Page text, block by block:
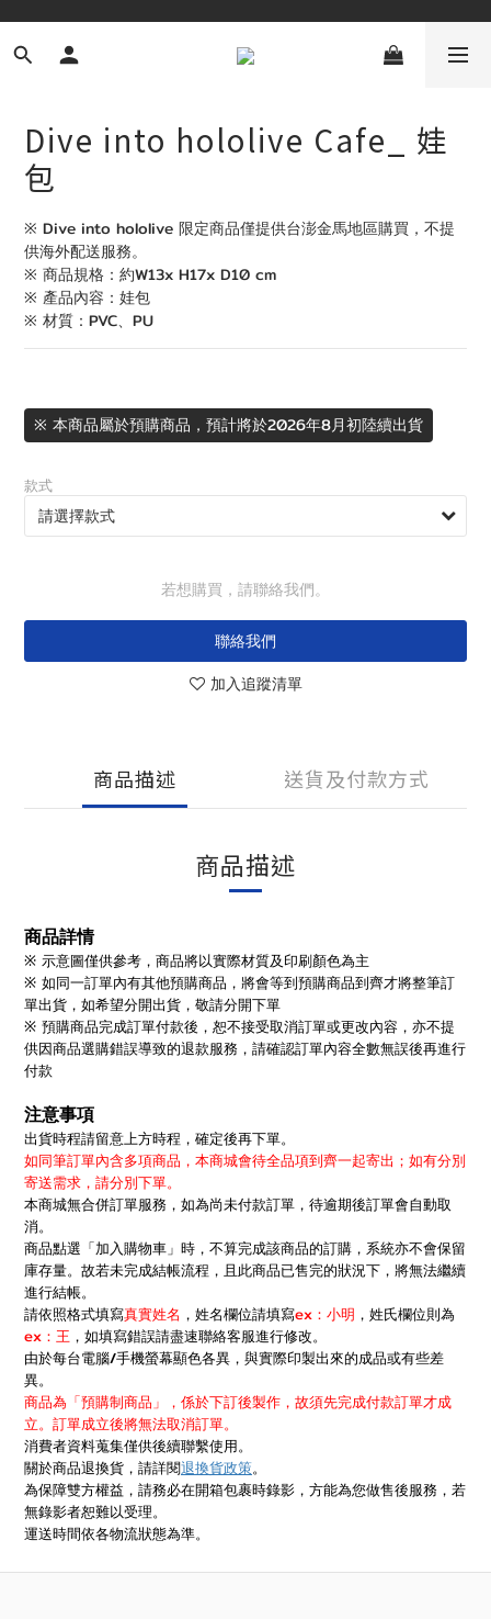
Dive into hololive Cafe_ 娃
包
※ Dive into hololive 限定商品僅提供台澎金馬地區購買，不提
供海外配送服務。
※ 商品規格：約W13x H17x D10 cm
※ 產品內容：娃包
※ 材質：PVC、PU
※ 本商品屬於預購商品，預計將於2026年8月初陸續出貨
款式
若想購買，請聯絡我們。
聯絡我們
加入追蹤清單
商品描述 送貨及付款方式
商品描述
商品詳情
※ 示意圖僅供參考，商品將以實際材質及印刷顏色為主
※ 如同一訂單內有其他預購商品，將會等到預購商品到齊才將整筆訂
單出貨，如希望分開出貨，敬請分開下單
※ 預購商品完成訂單付款後，恕不接受取消訂單或更改內容，亦不提
供因商品選購錯誤導致的退款服務，請確認訂單內容全數無誤後再進行
付款
注意事項
出貨時程請留意上方時程，確定後再下單。
如同筆訂單內含多項商品，本商城會待全品項到齊一起寄出；如有分別
寄送需求，請分別下單。
本商城無合併訂單服務，如為尚未付款訂單，待逾期後訂單會自動取
消。
商品點選「加入購物車」時，不算完成該商品的訂購，系統亦不會保留
庫存量。故若未完成結帳流程，且此商品已售完的狀況下，將無法繼續
進行結帳。
請依照格式填寫真實姓名 ，姓名欄位請填寫ex：小明 ，姓氏欄位則為
ex：王 ，如填寫錯誤請盡速聯絡客服進行修改。
由於每台電腦/手機螢幕顯色各異，與實際印製出來的成品或有些差
異。
商品為「預購制商品」，係於下訂後製作，故須先完成付款訂單才成
立。訂單成立後將無法取消訂單。
消費者資料蒐集僅供後續聯繫使用。
關於商品退換貨，請詳閱退換貨政策。
為保障雙方權益，請務必在開箱包裹時錄影，方能為您做售後服務，若
無錄影者恕難以受理。
運送時間依各物流狀態為準。